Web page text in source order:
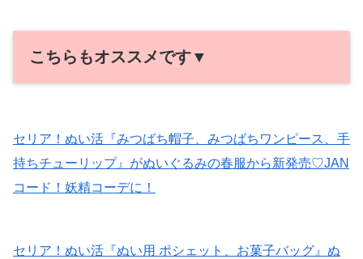
こちらもオススメです▼
セリア！ぬい活『みつばち帽子、みつばちワンピース、手
持ちチューリップ』がぬいぐるみの春服から新発売♡JAN
コード！妖精コーデに！
セリア！ぬい活『ぬい用 ポシェット、お菓子バッグ』ぬ